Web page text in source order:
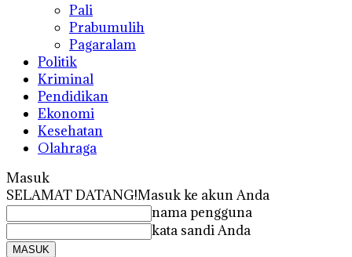
Pali
Prabumulih
Pagaralam
Politik
Kriminal
Pendidikan
Ekonomi
Kesehatan
Olahraga
Masuk
SELAMAT DATANG!Masuk ke akun Anda
nama pengguna
kata sandi Anda